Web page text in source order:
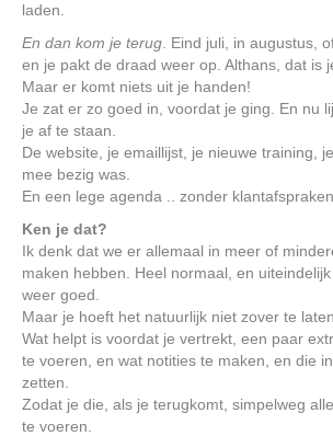
laden.
En dan kom je terug . Eind juli, in augustus,
en je pakt de draad weer op. Althans, dat is
Maar er komt niets uit je handen!
Je zat er zo goed in, voordat je ging. En nu
je af te staan.
De website, je emaillijst, je nieuwe training,
mee bezig was.
En een lege agenda .. zonder klantafspraken.
Ken je dat?
Ik denk dat we er allemaal in meer of
maken hebben. Heel normaal, en
weer goed.
Maar je hoeft het natuurlijk niet zover te
Wat helpt is voordat je vertrekt, een paar
te voeren, en wat notities te maken, en die
zetten.
Zodat je die, als je terugkomt, simpelweg
te voeren.